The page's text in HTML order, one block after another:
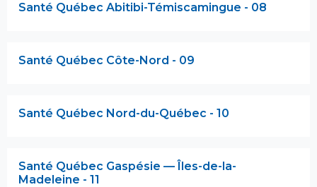
Santé Québec Abitibi-Témiscamingue - 08
Santé Québec Côte-Nord - 09
Santé Québec Nord-du-Québec - 10
Santé Québec Gaspésie — Îles-de-la-
Madeleine - 11